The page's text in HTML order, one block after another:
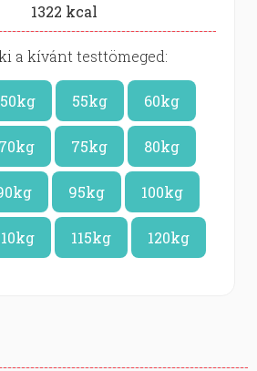
1322 kcal
a kívánt testtömeged:
50kg 55kg 60kg
70kg 75kg 80kg
95kg 100kg
115kg 120kg